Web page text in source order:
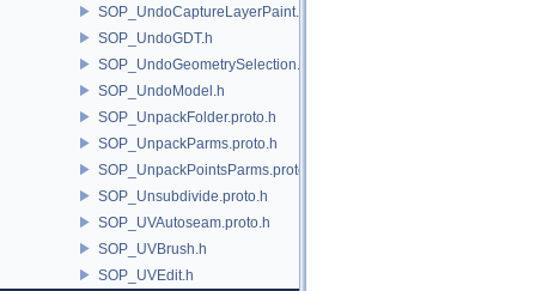
SOP_UndoCaptureLayerPaint.h
SOP_UndoGDT.h
SOP_UndoGeometrySelection.h
SOP_UndoModel.h
SOP_UnpackFolder.proto.h
SOP_UnpackParms.proto.h
SOP_UnpackPointsParms.proto.h
SOP_Unsubdivide.proto.h
SOP_UVAutoseam.proto.h
SOP_UVBrush.h
SOP_UVEdit.h